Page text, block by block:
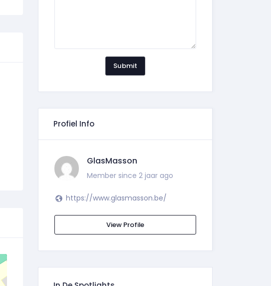
Submit
Profiel Info
GlasMasson
Member since 2 jaar ago
https://www.glasmasson.be/
View Profile